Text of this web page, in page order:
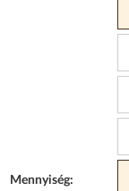
Mennyiség: